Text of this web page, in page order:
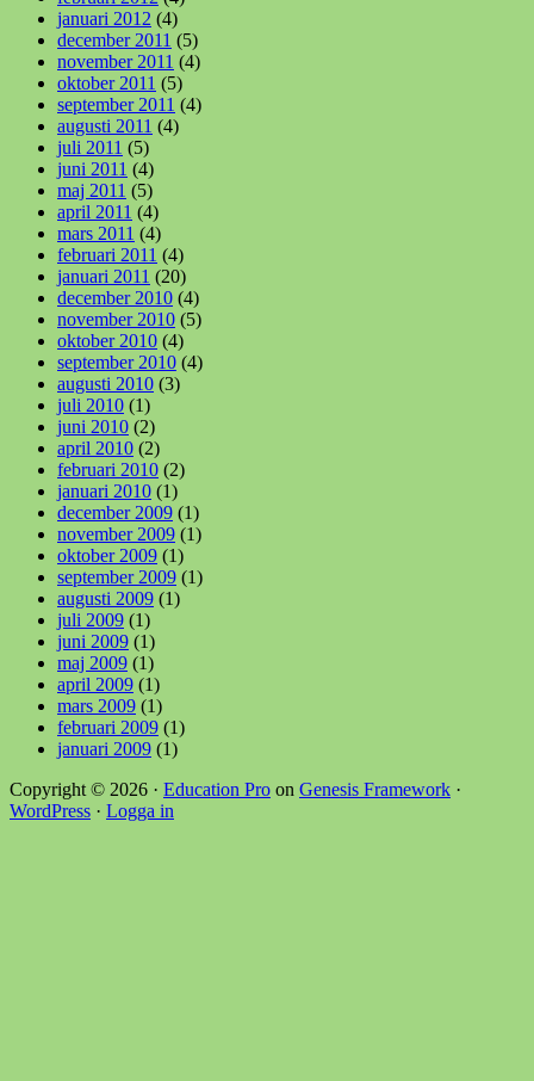
januari 2012 (4)
december 2011 (5)
november 2011 (4)
oktober 2011 (5)
september 2011 (4)
augusti 2011 (4)
juli 2011 (5)
juni 2011 (4)
maj 2011 (5)
april 2011 (4)
mars 2011 (4)
februari 2011 (4)
januari 2011 (20)
december 2010 (4)
november 2010 (5)
oktober 2010 (4)
september 2010 (4)
augusti 2010 (3)
juli 2010 (1)
juni 2010 (2)
april 2010 (2)
februari 2010 (2)
januari 2010 (1)
december 2009 (1)
november 2009 (1)
oktober 2009 (1)
september 2009 (1)
augusti 2009 (1)
juli 2009 (1)
juni 2009 (1)
maj 2009 (1)
april 2009 (1)
mars 2009 (1)
februari 2009 (1)
januari 2009 (1)
Copyright © 2026 · Education Pro on Genesis Framework ·
WordPress · Logga in